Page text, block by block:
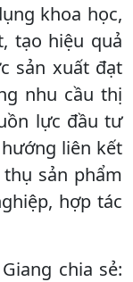
khoa học,
tạo hiệu quả
sản xuất đạt
nhu cầu thị
lực đầu tư
liên kết
sản phẩm
hợp tác
chia sẻ: